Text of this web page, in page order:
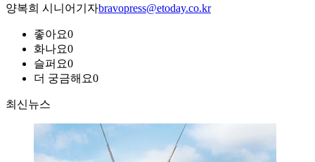
양복희 시니어기자bravopress@etoday.co.kr
좋아요0
화나요0
슬퍼요0
더 궁금해요0
최신뉴스